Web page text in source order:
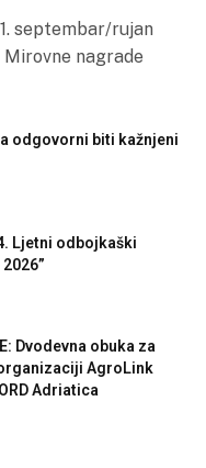
septembar/rujan
nagrade
odgovorni biti kažnjeni
Ljetni odbojkaški
Dvodevna obuka za
AgroLink
Adriatica